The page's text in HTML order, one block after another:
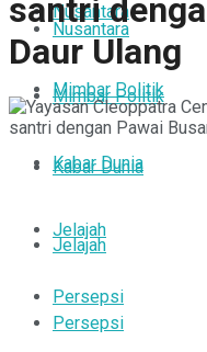
Nusantara
Mimbar Politik
Kabar Dunia
Jelajah
Persepsi
Nusantara
Mimbar Politik
Kabar Dunia
Jelajah
Persepsi
santri
Daur Ulang